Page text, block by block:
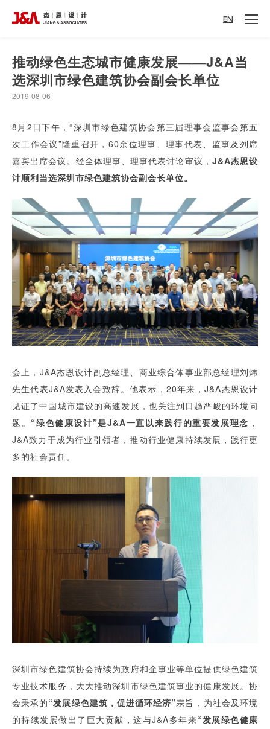
EN
推动绿色生态城市健康发展——J&A当
选深圳市绿色建筑协会副会长单位
2019-08-06
8月2日下午，“深圳市绿色建筑协会第三届理事会监事会第五
次工作会议”隆重召开，60余位理事、理事代表、监事及列席
嘉宾出席会议。经全体理事、理事代表讨论审议， J&A杰恩设
计顺利当选深圳市绿色建筑协会副会长单位。
会上，J&A杰恩设计副总经理、商业综合体事业部总经理刘炜
先生代表J&A发表入会致辞。他表示，20年来，J&A杰恩设计
见证了中国城市建设的高速发展，也关注到日趋严峻的环境问
题。 “绿色健康设计”是J&A一直以来践行的重要发展理念 ，
J&A致力于成为行业引领者，推动行业健康持续发展，践行更
多的社会责任。
深圳市绿色建筑协会持续为政府和企事业等单位提供绿色建筑
专业技术服务，大大推动深圳市绿色建筑事业的健康发展。协
会秉承的“发展绿色建筑，促进循环经济”宗旨，为社会及环境
的持续发展做出了巨大贡献，这与J&A多年来“发展绿色健康